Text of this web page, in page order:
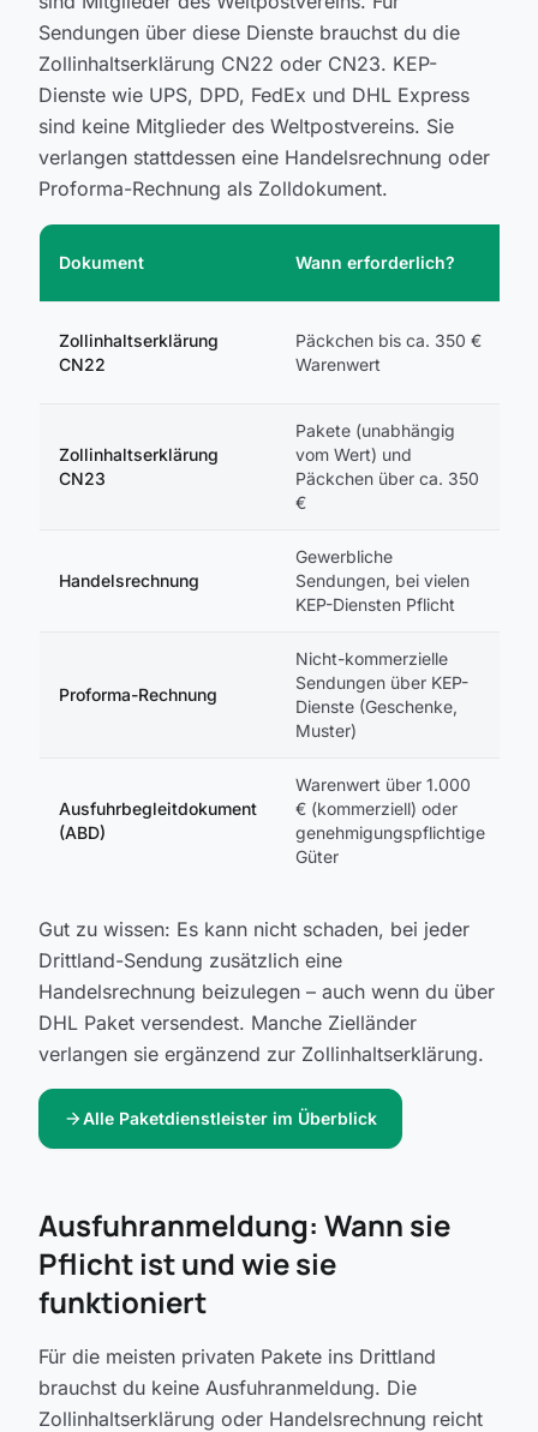
Sendungen über diese Dienste brauchst du die
Zollinhaltserklärung CN22 oder CN23. KEP-
Dienste wie UPS, DPD, FedEx und DHL Express
sind keine Mitglieder des Weltpostvereins. Sie
verlangen stattdessen eine Handelsrechnung oder
Proforma-Rechnung als Zolldokument.
Dokument Wann erforderlich?
Zollinhaltserklärung
CN22
Päckchen bis ca. 350 €
Warenwert
Zollinhaltserklärung
CN23
Pakete (unabhängig
vom Wert) und
Päckchen über ca. 350
€
Handelsrechnung
Gewerbliche
Sendungen, bei vielen
KEP-Diensten Pflicht
Proforma-Rechnung
Nicht-kommerzielle
Sendungen über KEP-
Dienste (Geschenke,
Muster)
Ausfuhrbegleitdokument
(ABD)
Warenwert über 1.000
€ (kommerziell) oder
genehmigungspflichtige
Güter
Gut zu wissen: Es kann nicht schaden, bei jeder
Drittland-Sendung zusätzlich eine
Handelsrechnung beizulegen – auch wenn du über
DHL Paket versendest. Manche Zielländer
verlangen sie ergänzend zur Zollinhaltserklärung.
arrow_forwardAlle Paketdienstleister im Überblick
Ausfuhranmeldung: Wann sie
Pflicht ist und wie sie
funktioniert
Für die meisten privaten Pakete ins Drittland
brauchst du keine Ausfuhranmeldung. Die
Zollinhaltserklärung oder Handelsrechnung reicht